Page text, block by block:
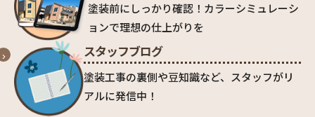
塗装前にしっかり確認！カラーシミュレーシ
ョンで理想の仕上がりを
スタッフブログ
塗装工事の裏側や豆知識など、スタッフがリ
アルに発信中！